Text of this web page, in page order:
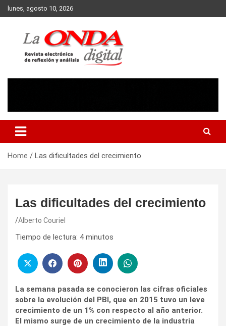
Skip
to
lunes, agosto 10, 2026
Home Las dificultades del crecimiento
Las dificultades del crecimiento
Alberto Couriel
Tiempo de lectura: 4 minutos
La semana pasada se conocieron las cifras oficiales
sobre la evolución del PBI, que en 2015 tuvo un leve
crecimiento de un 1% con respecto al año anterior.
El mismo surge de un crecimiento de la industria